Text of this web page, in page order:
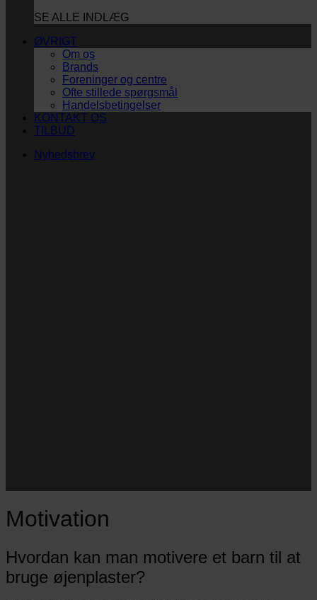
SE ALLE INDLÆG
ØVRIGT
Om os
Brands
Foreninger og centre
Ofte stillede spørgsmål
Handelsbetingelser
KONTAKT OS
TILBUD
Nyhedsbrev
Motivation
Hvordan kan man motivere et barn til at
bruge øjenplaster?